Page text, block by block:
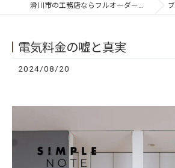
滑川市の工務店ならフルオーダーの野末建築 ブログ
電気料金の嘘と真実
2024/08/20